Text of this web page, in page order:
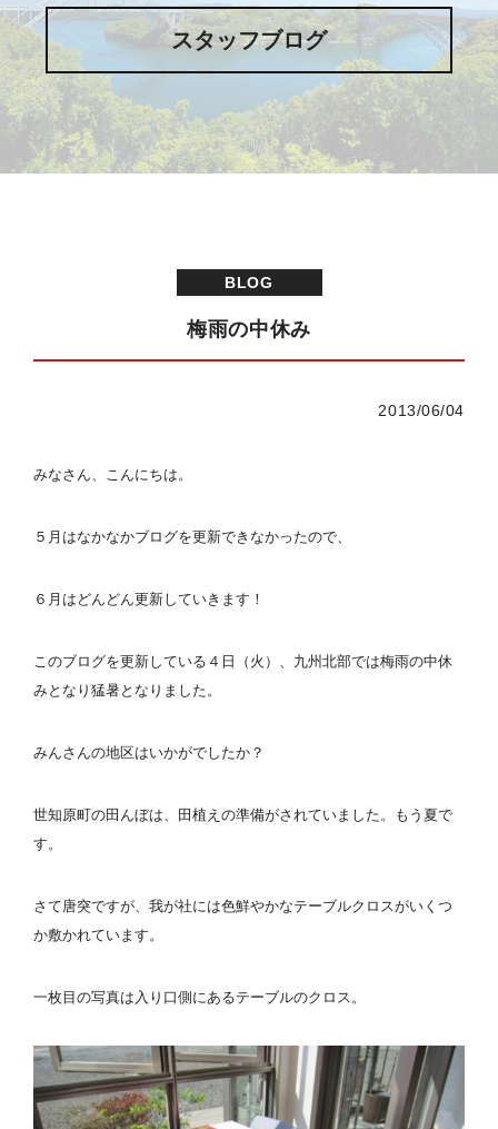
スタッフブログ
BLOG
梅雨の中休み
2013/06/04
みなさん、こんにちは。
５月はなかなかブログを更新できなかったので、
６月はどんどん更新していきます！
このブログを更新している４日（火）、九州北部では梅雨の中休
みとなり猛暑となりました。
みんさんの地区はいかがでしたか？
世知原町の田んぼは、田植えの準備がされていました。もう夏で
す。
さて唐突ですが、我が社には色鮮やかなテーブルクロスがいくつ
か敷かれています。
一枚目の写真は入り口側にあるテーブルのクロス。